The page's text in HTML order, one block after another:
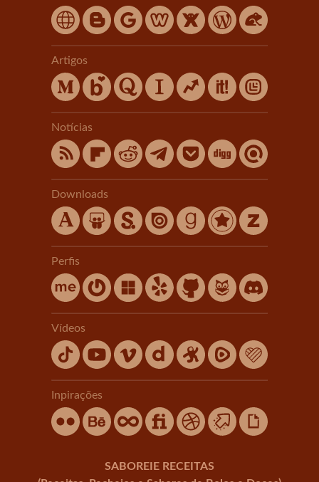
Artigos
Notícias
Downloads
Perfis
Vídeos
Inpirações
SABOREIE RECEITAS